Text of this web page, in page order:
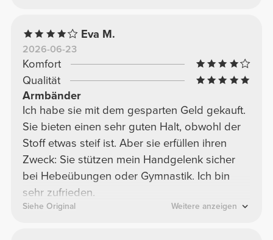
Eva M.
2026-06-23
Komfort
Qualität
Armbänder
Ich habe sie mit dem gesparten Geld gekauft.
Sie bieten einen sehr guten Halt, obwohl der
Stoff etwas steif ist. Aber sie erfüllen ihren
Zweck: Sie stützen mein Handgelenk sicher
bei Hebeübungen oder Gymnastik. Ich bin
sehr zufrieden.
Siehe Original Weitere anzeigen